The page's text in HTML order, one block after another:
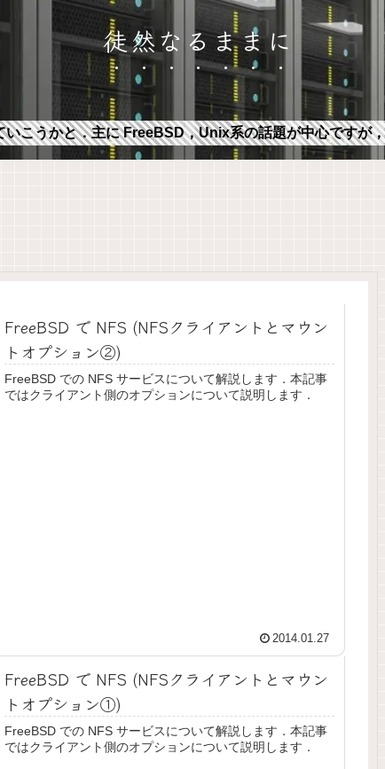
徒然なるままに
いこうかと．主に FreeBSD，Unix系の話題が中心ですが
FreeBSD で NFS (NFSクライアントとマウン
トオプション②)
FreeBSD での NFS サービスについて解説します．本記事
ではクライアント側のオプションについて説明します．
2014.01.27
FreeBSD で NFS (NFSクライアントとマウン
トオプション①)
FreeBSD での NFS サービスについて解説します．本記事
ではクライアント側のオプションについて説明します．